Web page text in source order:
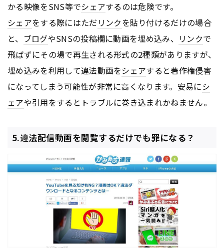
かる映像をSNS等でシェアするのは危険です。
シェアをする際にはただ リンクを貼り付けるだけの場合
と、 ブログやSNSの投稿欄に動画を埋め込み、 リンクで
飛ばずにその場で再生される形式の2種類がありますが、
埋め込みを利用して違法動画をシェアすると著作権侵害
になってしまう可能性が非常に高くなります。安易にシ
ェアや引用をするとトラブルに巻き込まれかねません。
5.違法配信動画を閲覧するだけでも罪になる？